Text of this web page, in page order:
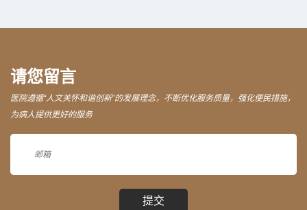
请您留言
医院遵循“人文关怀和谐创新”的发展理念，不断优化服务质量，强化便民措施，
为病人提供更好的服务
提交